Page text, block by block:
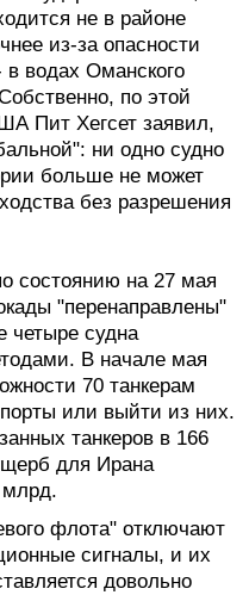
не в районе
из-за опасности
в водах Оманского
по этой
Пит Хегсет заявил,
ни одно судно
больше не может
без разрешения
состоянию на 27 мая
"перенаправлены"
четыре судна
В начале мая
70 танкерам
или выйти из них.
танкеров в 166
для Ирана
млрд.
флота" отключают
сигналы, и их
довольно